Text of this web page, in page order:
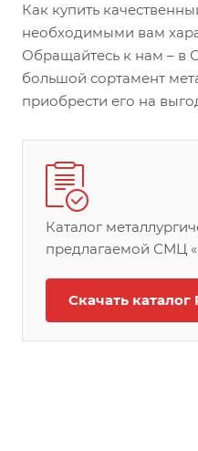
Как купить
необходимыми вам
Обращайтесь к нам –
большой сортамент
приобрести его на
Каталог
предлагаемой СМЦ
Скачать каталог